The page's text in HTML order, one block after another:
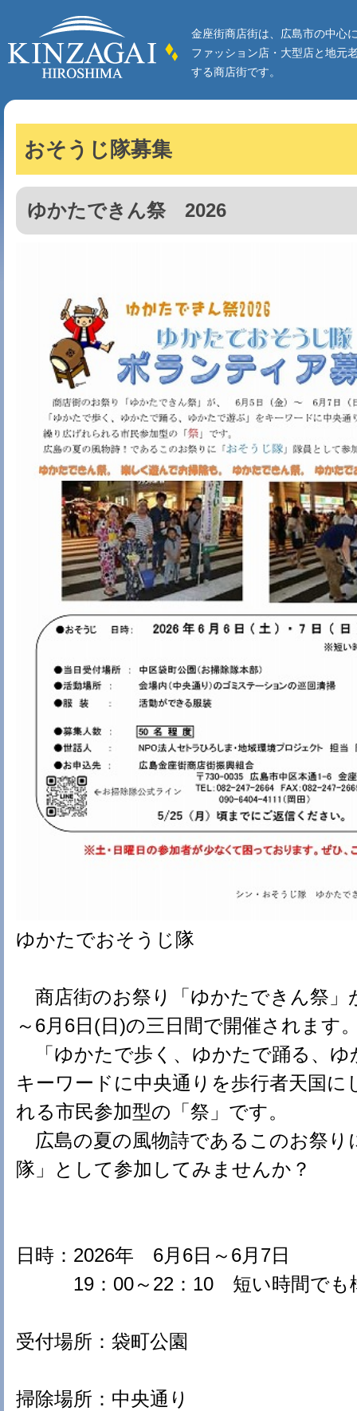
金座街商店街は、広島市の中心
ファッション店・大型店と地元
する商店街です。
おそうじ隊募集
ゆかたできん祭 2026
ゆかたでおそうじ隊
商店街のお祭り「ゆかたできん祭」
～6月6日(日)の三日間で開催されます
「ゆかたで歩く、ゆかたで踊る、ゆ
キーワードに中央通りを歩行者天国に
れる市民参加型の「祭」です。
広島の夏の風物詩であるこのお祭り
隊」として参加してみませんか？
日時：2026年 6月6日～6月7日
19：00～22：10 短い時間でも
受付場所：袋町公園
掃除場所：中央通り